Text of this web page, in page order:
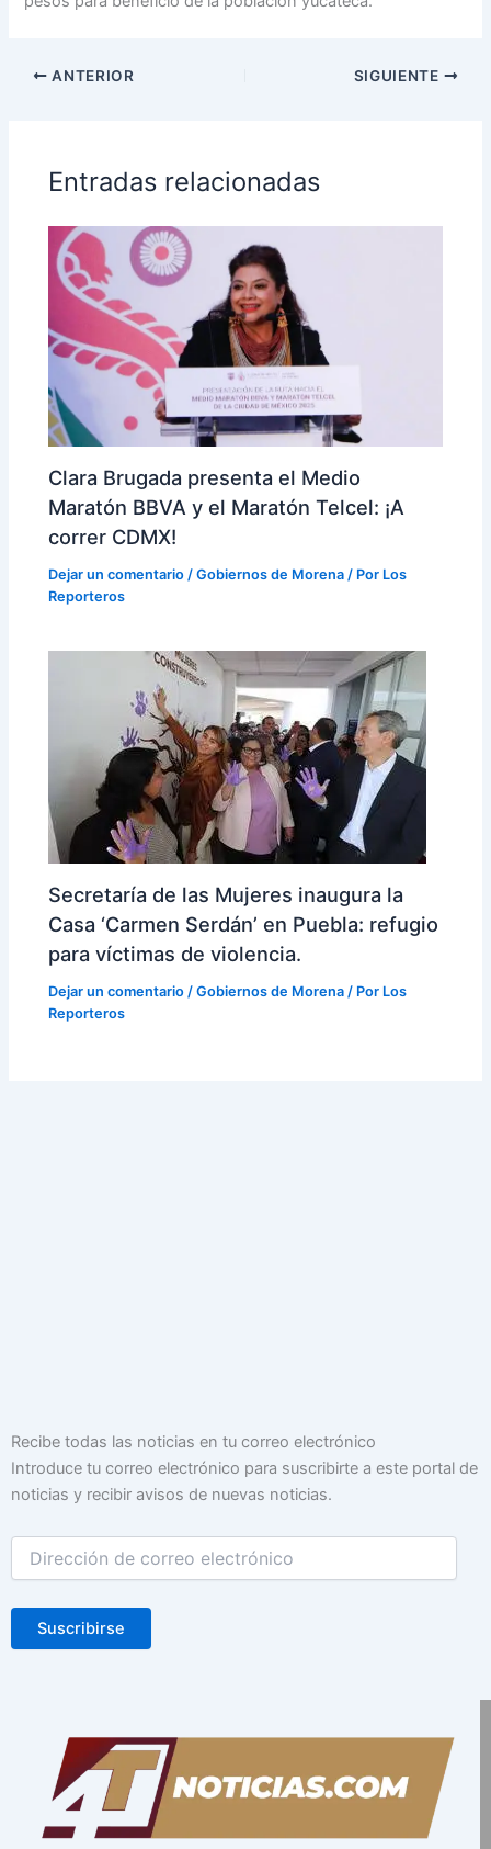
ANTERIOR SIGUIENTE
Entradas relacionadas
Clara Brugada presenta el Medio
Maratón BBVA y el Maratón Telcel: ¡A
correr CDMX!
Dejar un comentario /Gobiernos de Morena / Por Los
Reporteros
Secretaría de las Mujeres inaugura la
Casa ‘Carmen Serdán’ en Puebla: refugio
para víctimas de violencia.
Dejar un comentario /Gobiernos de Morena / Por Los
Reporteros
Recibe todas las noticias en tu correo electrónico
Introduce tu correo electrónico para suscribirte a este portal de
noticias y recibir avisos de nuevas noticias.
Dirección
de
electrónico
Suscribirse